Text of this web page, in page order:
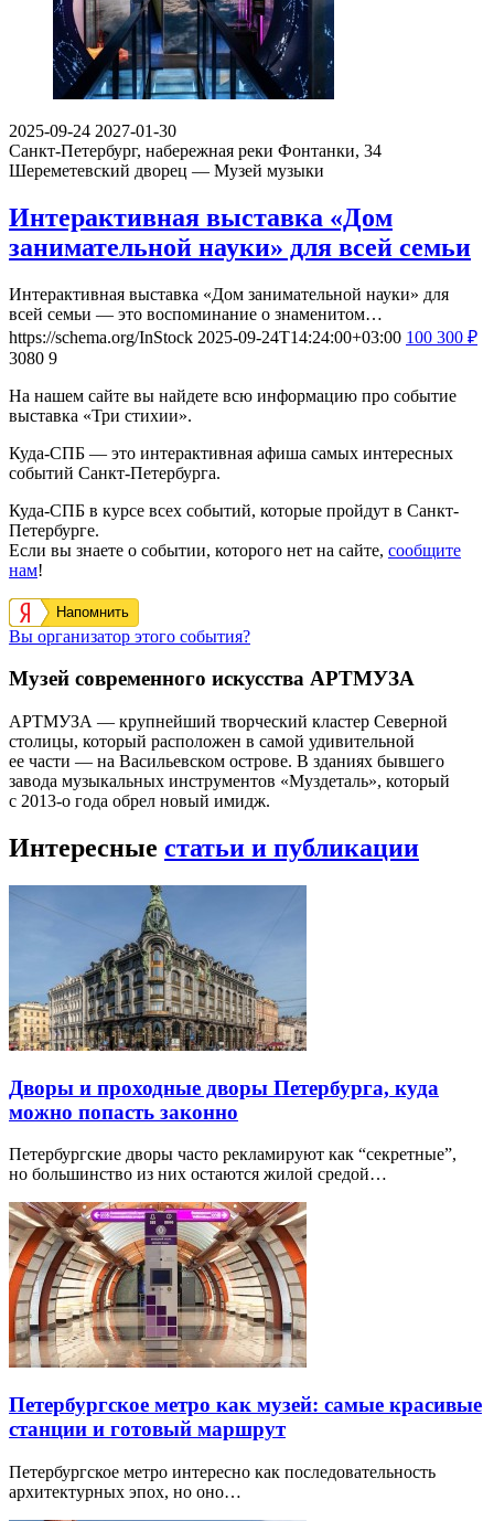
2025-09-24 2027-01-30
Санкт-Петербург, набережная реки Фонтанки, 34
Шереметевский дворец — Музей музыки
Интерактивная выставка «Дом
занимательной науки» для всей семьи
Интерактивная выставка «Дом занимательной науки» для
всей семьи — это воспоминание о знаменитом…
https://schema.org/InStock 2025-09-24T14:24:00+03:00 100 300 ₽
3080 9
На нашем сайте вы найдете всю информацию про событие
выставка «Три стихии».
Куда-СПБ — это интерактивная афиша самых интересных
событий Санкт-Петербурга.
Куда-СПБ в курсе всех событий, которые пройдут в Санкт-
Петербурге.
Если вы знаете о событии, которого нет на сайте, сообщите
нам!
Напомнить
Вы организатор этого события?
Музей современного искусства АРТМУЗА
АРТМУЗА — крупнейший творческий кластер Северной
столицы, который расположен в самой удивительной
ее части — на Васильевском острове. В зданиях бывшего
завода музыкальных инструментов «Муздеталь», который
с 2013-о года обрел новый имидж.
Интересные статьи и публикации
Дворы и проходные дворы Петербурга, куда
можно попасть законно
Петербургские дворы часто рекламируют как “секретные”,
но большинство из них остаются жилой средой…
Петербургское метро как музей: самые красивые
станции и готовый маршрут
Петербургское метро интересно как последовательность
архитектурных эпох, но оно…